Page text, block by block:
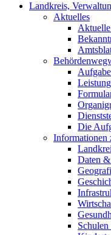
Landkreis,
Aktuelles
Die
Informationen
Daten